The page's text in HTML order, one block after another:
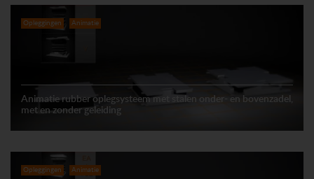
Opleggingen Animatie
Animatie rubber oplegsysteem met stalen onder- en bovenzadel,
met en zonder geleiding
Opleggingen Animatie